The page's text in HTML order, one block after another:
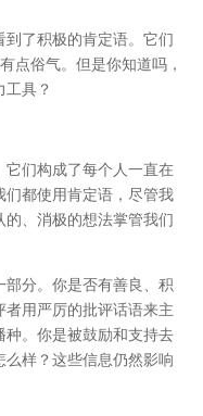
了积极的肯定语。它们
点俗气。但是你知道吗，
工具？
们构成了每个人一直在
们都使用肯定语，尽管我
、消极的想法掌管我们
分。你是否有善良、积
用严厉的批评话语来主
。你是被鼓励和支持去
样？这些信息仍然影响